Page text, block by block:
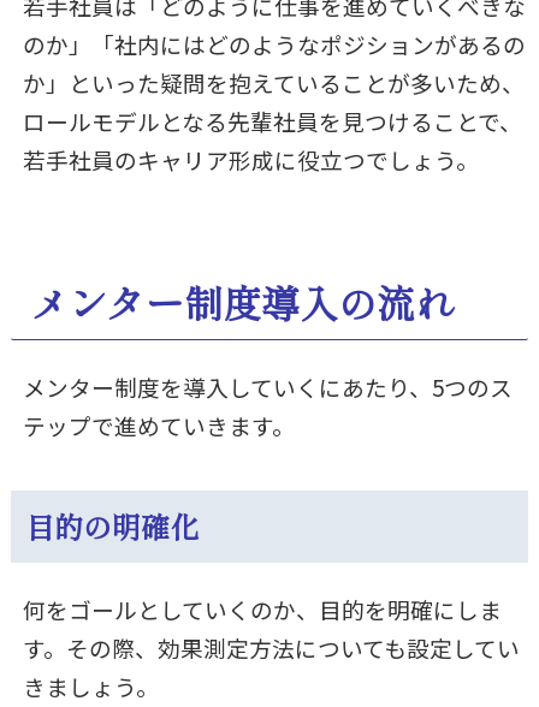
のか」「社内にはどのようなポジションがあるの
か」といった疑問を抱えていることが多いため、
ロールモデルとなる先輩社員を見つけることで、
若手社員のキャリア形成に役立つでしょう。
メンター制度導入の流れ
メンター制度を導入していくにあたり、5つのス
テップで進めていきます。
目的の明確化
何をゴールとしていくのか、目的を明確にしま
す。その際、効果測定方法についても設定してい
きましょう。